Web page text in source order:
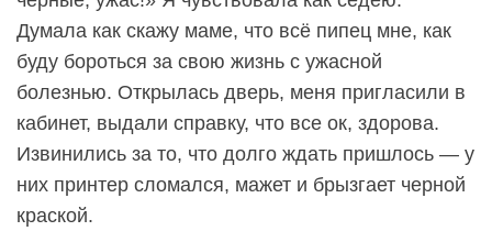
Думала как скажу маме, что всё пипец мне, как
буду бороться за свою жизнь с ужасной
болезнью. Открылась дверь, меня пригласили в
кабинет, выдали справку, что все ок, здорова.
Извинились за то, что долго ждать пришлось — у
них принтер сломался, мажет и брызгает черной
краской.